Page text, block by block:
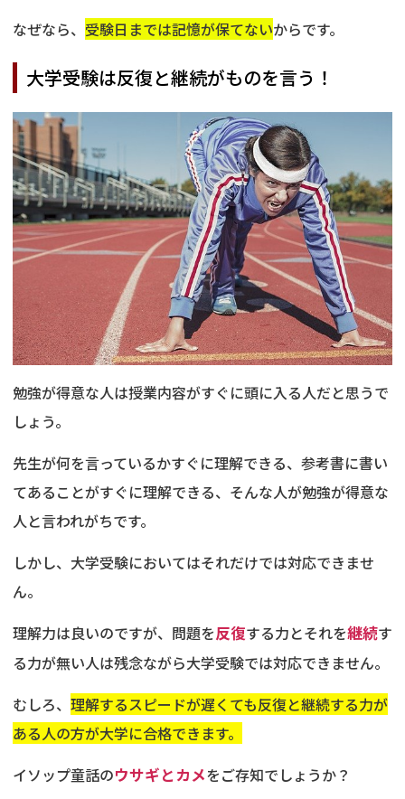
なぜなら、 受験日までは記憶が保てないからです。
大学受験は反復と継続がものを言う！
勉強が得意な人は授業内容がすぐに頭に入る人だと思うで
しょう。
先生が何を言っているかすぐに理解できる、参考書に書い
てあることがすぐに理解できる、そんな人が勉強が得意な
人と言われがちです。
しかし、大学受験においてはそれだけでは対応できませ
ん。
理解力は良いのですが、問題を反復する力とそれを継続す
る力が無い人は残念ながら大学受験では対応できません。
むしろ、 理解するスピードが遅くても反復と継続する力が
ある人の方が大学に合格できます。
イソップ童話のウサギとカメをご存知でしょうか？